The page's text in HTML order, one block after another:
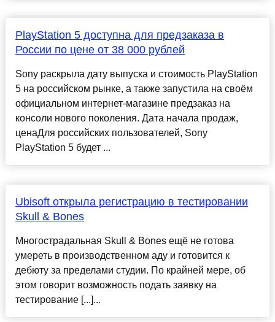
PlayStation 5 доступна для предзаказа в
России по цене от 38 000 рублей
Sony раскрыла дату выпуска и стоимость PlayStation
5 на российском рынке, а также запустила на своём
официальном интернет-магазине предзаказ на
консоли нового поколения. Дата начала продаж,
ценаДля российских пользователей, Sony
PlayStation 5 будет ...
Ubisoft открыла регистрацию в тестировании
Skull & Bones
Многострадальная Skull & Bones ещё не готова
умереть в производственном аду и готовится к
дебюту за пределами студии. По крайней мере, об
этом говорит возможность подать заявку на
тестирование [...]...